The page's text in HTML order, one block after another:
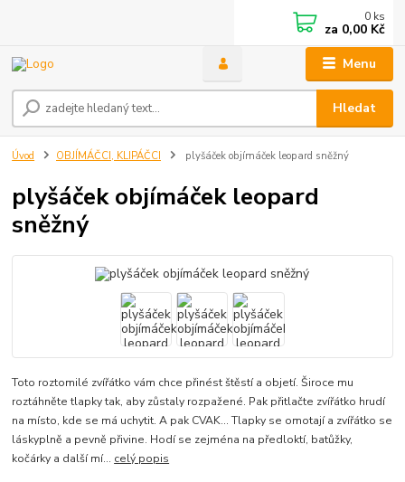
Menu
Hledat
0 ks
za 0,00 Kč
Úvod OBJÍMÁČCI, KLIPÁČCI plyšáček objímáček leopard sněžný
plyšáček objímáček leopard
sněžný
Toto roztomilé zvířátko vám chce přinést štěstí a objetí. Široce mu
roztáhněte tlapky tak, aby zůstaly rozpažené. Pak přitlačte zvířátko hrudí
na místo, kde se má uchytit. A pak CVAK… Tlapky se omotají a zvířátko se
láskyplně a pevně přivine. Hodí se zejména na předloktí, batůžky,
kočárky a další mí... celý popis